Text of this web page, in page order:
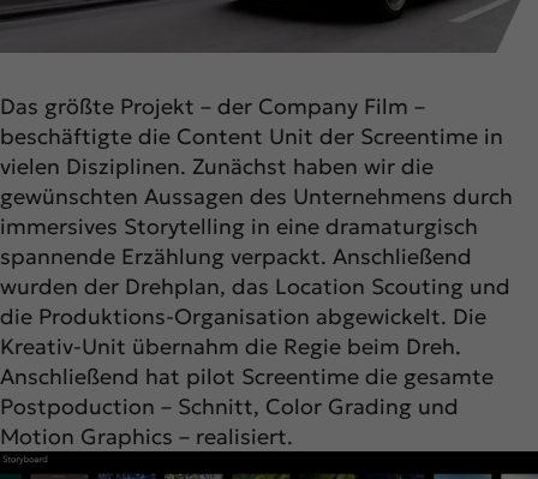
Das größte Projekt – der Company Film –
beschäftigte die Content Unit der Screentime in
vielen Disziplinen. Zunächst haben wir die
gewünschten Aussagen des Unternehmens durch
immersives Storytelling in eine dramaturgisch
spannende Erzählung verpackt. Anschließend
wurden der Drehplan, das Location Scouting und
die Produktions-Organisation abgewickelt. Die
Kreativ-Unit übernahm die Regie beim Dreh.
Anschließend hat pilot Screentime die gesamte
Postpoduction – Schnitt, Color Grading und
Motion Graphics – realisiert.